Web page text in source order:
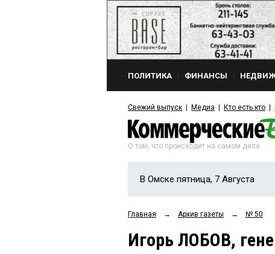
ПОЛИТИКА ФИНАНСЫ
Свежий выпуск Медиа Кто есть кто
О том, что происходит на самом деле
В Омске пятница, 7 Августа
Главная → Архив газеты → № 50
Игорь ЛОБОВ,